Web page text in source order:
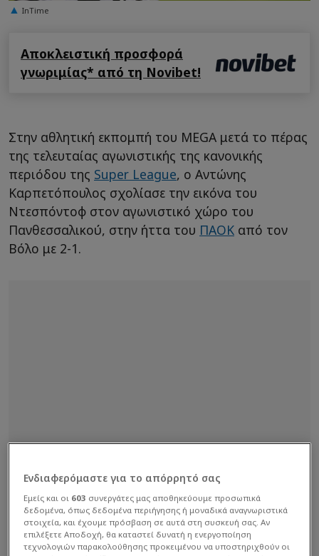
InTime
Αποκλειστική προσφορά
γνωριμίας* από τη Novibet!
Στην αθλητική εκπομπή του MEGA μετά το πέρας
της τελευταίας αγωνιστικής της κανονικής
περιόδου της Super League, o Αντώνης
Καρπετόπουλος σχολίασε την εικόνα του
Ντεσπόντοφ στον αγωνιστικό χώρο του
Πανθεσσαλικού, στην ήττα του ΠΑΟΚ από τον
Βόλο με 2-1.
Ενδιαφερόμαστε για το απόρρητό σας
Εμείς και οι 603 συνεργάτες μας αποθηκεύουμε προσωπικά
δεδομένα, όπως δεδομένα περιήγησης ή μοναδικά αναγνωριστικά
στοιχεία, και έχουμε πρόσβαση σε αυτά στη συσκευή σας. Αν
επιλέξετε Αποδοχή, θα καταστεί δυνατή η ενεργοποίηση
τεχνολογιών παρακολούθησης προκειμένου να υποστηριχθούν οι